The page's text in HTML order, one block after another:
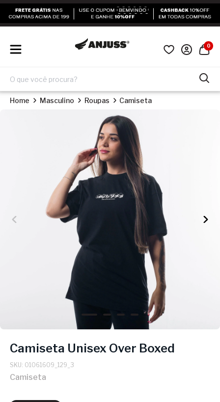
0
Home Masculino Roupas Camiseta
Camiseta Unisex Over Boxed
SKU: 01061609_129_3
Camiseta